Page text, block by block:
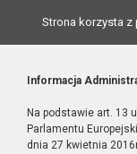
Strona korzysta z
Informacja
Na podstawie art. 13
Parlamentu
dnia 27 kwietnia